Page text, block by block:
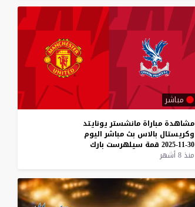
مباشر
مشاهدة مباراة مانشستر يونايتد
وكريستال بالاس بث مباشر اليوم
30-11-2025
قمة سيلهرست بارك
منذ 8 أشهر